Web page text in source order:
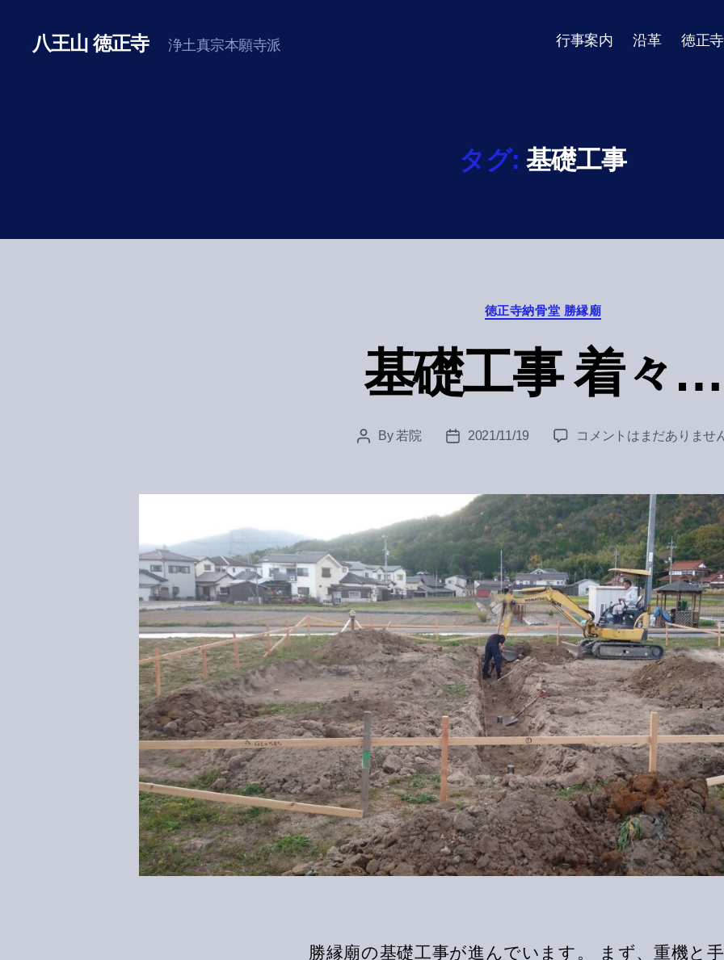
八王山 徳正寺 浄土真宗本願寺派 行事案内 沿革 徳正
タグ: 基礎工事
Categories
徳正寺納骨堂 勝縁廟
基礎工事 着々…
PostBy 若院
Post2021/11/19
基
事
着々
…
へ
の
コメントはまだありませ
勝縁廟の基礎工事が進んでいます。 まず、重機と